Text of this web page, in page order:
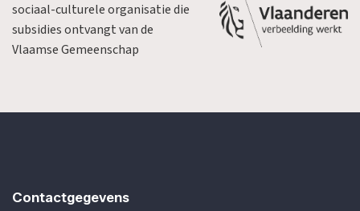
sociaal-culturele organisatie die
subsidies ontvangt van de
Vlaamse Gemeenschap
Contactgegevens